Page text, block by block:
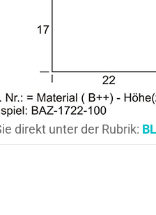
direkt unter der Rubrik: